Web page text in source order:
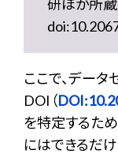
研ほか所
ここで、データ
DOI（
を特定するた
にはできるだ